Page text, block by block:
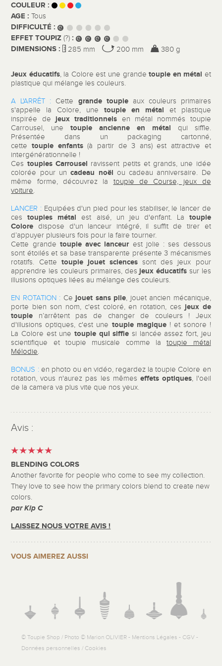
COULEUR :
AGE :Tous
DIFFICULTÉ :
EFFET TOUPIZ(?) :
DIMENSIONS :
285 mm 200 mm 380 g
Jeux éducatifs, la Colore est une grandetoupie en métal et
plastique qui mélange les couleurs.
A L'ARRÊT : Cette grande toupie aux couleurs primaires
s'appelle la Colore, une toupie en métal et plastique
inspirée de jeux traditionnels en métal nommés toupie
Carrousel, unetoupie ancienne en métal qui siffle.
Présentée dans un packaging cartonné,
cettetoupie enfants(à partir de 3 ans) est attractive et
intergénérationnelle !
Ces toupies Carrousel ravissent petits et grands, une idée
colorée pour uncadeau noël ou cadeau anniversaire. De
même forme, découvrez la toupie de Course, jeux de
voiture.
LANCER : Equipées d'un pied pour les stabiliser, le lancer de
cestoupies métal est aisé, un jeu d'enfant. La toupie
Colore dispose d'un lanceur intégré, il suffit de tirer et
d’appuyer plusieurs fois pour la faire tourner.
Cette grande toupie avec lanceurest jolie : ses dessous
sont étoilés et sa base transparente présente 3 mécanismes
rotatifs. Cette toupie jouet sciences sont des jeux pour
apprendre les couleurs primaires, des jeux éducatifs sur les
illusions optiques liées au mélange des couleurs.
EN ROTATION : Ce jouet sans pile, jouet ancien mécanique,
porte bien son nom, c'est coloré, en rotation, ces jeux de
toupie n’arrêtent pas de changer de couleurs ! Jeux
d'illusions optiques, c'est une toupie magique! et sonore !
La Colore est unetoupie qui siffle si lancée assez fort, jeu
scientifique et toupie musicale comme latoupie métal
Mélodie.
BONUS :en photo ou en vidéo, regardez la toupie Colore en
rotation, vous n'aurez pas les mêmes effets optiques, l'oeil
de la camera va plus vite que nos yeux.
Avis :
BLENDING COLORS
Another favorite for people who come to see my collection.
They love to see how the primary colors blend to create new
colors.
par Kip C
LAISSEZ NOUS VOTRE AVIS !
VOUS AIMEREZ AUSSI
© Toupie Shop / Photo © Marion OLIVIER - Mentions Légales - CGV -
Données personnelles / Cookies